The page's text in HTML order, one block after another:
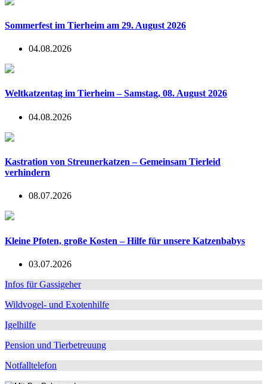
Sommerfest im Tierheim am 29. August 2026
04.08.2026
Weltkatzentag im Tierheim – Samstag, 08. August 2026
04.08.2026
Kastration von Streunerkatzen – Gemeinsam Tierleid
verhindern
08.07.2026
Kleine Pfoten, große Kosten – Hilfe für unsere Katzenbabys
03.07.2026
Infos für Gassigeher
Wildvogel- und Exotenhilfe
Igelhilfe
Pension und Tierbetreuung
Notfalltelefon